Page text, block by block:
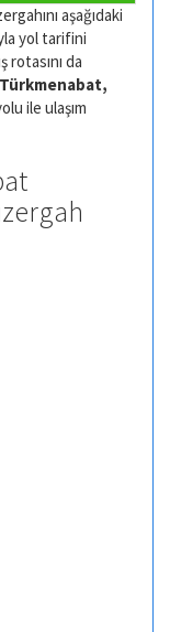
aşağıdaki
yol tarifini
da
Türkmenabat,
ile ulaşım